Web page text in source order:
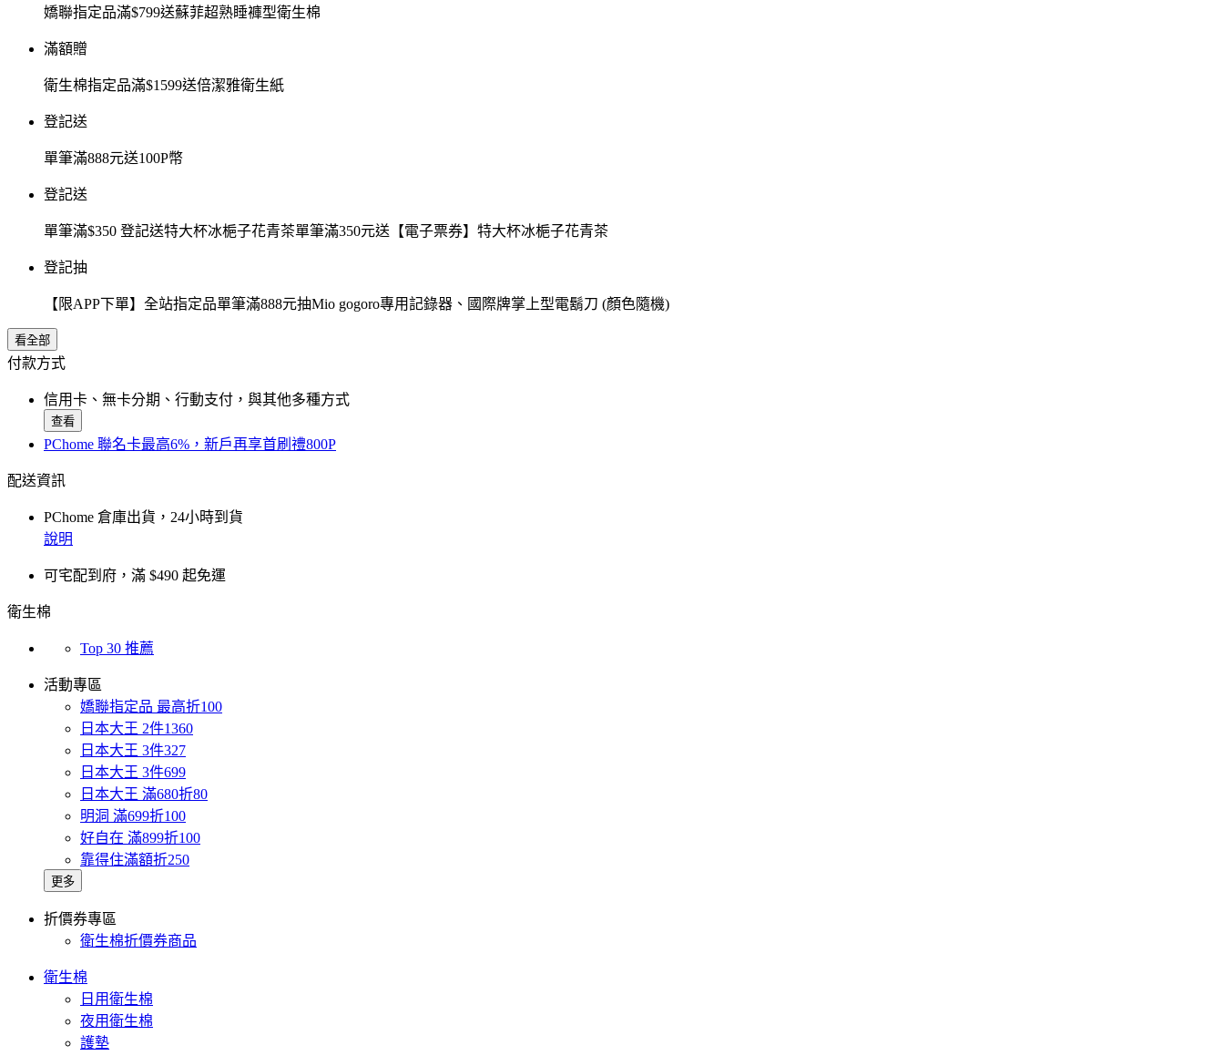
嬌聯指定品滿$799送蘇菲超熟睡褲型衛生棉
滿額贈
衛生棉指定品滿$1599送倍潔雅衛生紙
登記送
單筆滿888元送100P幣
登記送
單筆滿$350 登記送特大杯冰梔子花青茶單筆滿350元送【電子票券】特大杯冰梔子花青茶
登記抽
【限APP下單】全站指定品單筆滿888元抽Mio gogoro專用記錄器、國際牌掌上型電鬍刀 (顏色隨機)
看全部
付款方式
信用卡、無卡分期、行動支付，與其他多種方式
查看
PChome 聯名卡最高6%，新戶再享首刷禮800P
配送資訊
PChome 倉庫出貨，24小時到貨
說明
可宅配到府，滿 $490 起免運
衛生棉
Top 30 推薦
活動專區
嬌聯指定品 最高折100
日本大王 2件1360
日本大王 3件327
日本大王 3件699
日本大王 滿680折80
明洞 滿699折100
好自在 滿899折100
靠得住滿額折250
更多
折價券專區
衛生棉折價券商品
衛生棉
日用衛生棉
夜用衛生棉
護墊